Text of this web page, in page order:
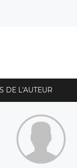
Senghor, joignable à
droit d’introduire une
de contrôle.
DE L'AUTEUR